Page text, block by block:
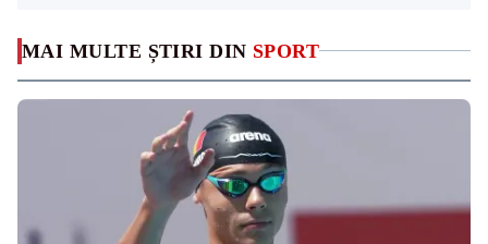
MAI MULTE ȘTIRI DIN SPORT